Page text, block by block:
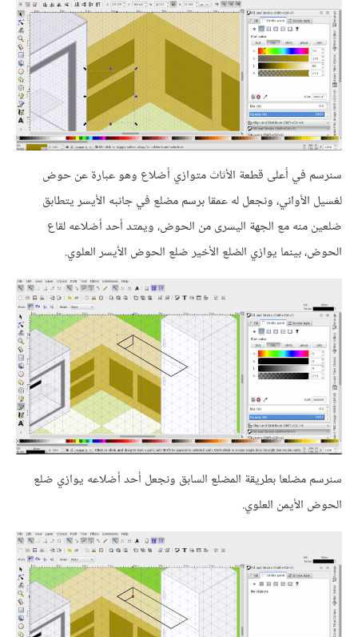
سنرسم في أعلى قطعة الأثاث متوازي أضلاع وهو عبارة عن حوض
لغسيل الأواني، ونجعل له عمقا برسم مضلع في جانبه الأيسر يتطابق
ضلعين منه مع الجهة اليسرى من الحوض، ويمتد أحد أضلاعه لقاع
الحوض، بينما يوازي الضلع الأخير ضلع الحوض الأيسر العلوي.
سنرسم مضلعا بطريقة المضلع السابق ونجعل أحد أضلاعه يوازي ضلع
الحوض الأيمن العلوي.